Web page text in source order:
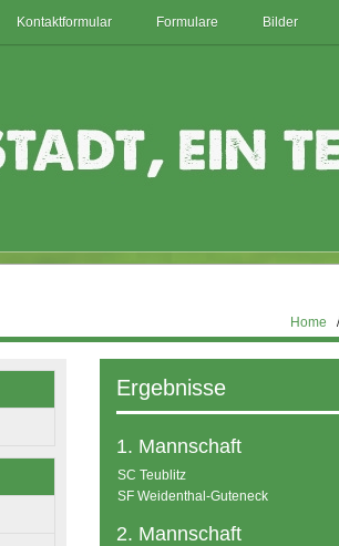
Kontaktformular Formulare Bilder
Home
Ergebnisse
1. Mannschaft
SC Teublitz
SF Weidenthal-Guteneck
2. Mannschaft